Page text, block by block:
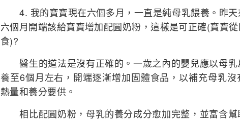
4. 我的寶寶現在六個多月，一直是純母乳餵養。昨天
六個月開端該給寶寶增加配圓奶粉，這樣是可正確(寶寶
食)?
醫生的道法是沒有正確的。一歲之內的嬰兒應以母乳
養至6個月左右，開端逐漸增加固體食品，以補充母乳沒
熱量和養分要供。
相比配圓奶粉，母乳的養分成分愈加完整，並富含幫